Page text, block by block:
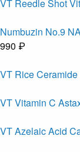
VT Reedle Shot
Numbuzin No.9
990 ₽
VT Rice
VT Vitamin C
VT Azelaic Acid